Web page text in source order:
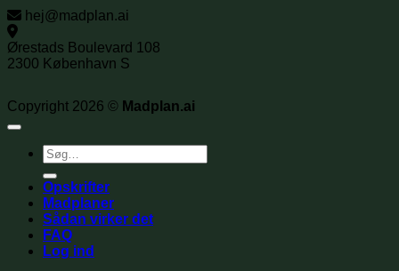
hej@madplan.ai
Ørestads Boulevard 108
2300 København S
Copyright 2026 © Madplan.ai
Søg
efter:
Opskrifter
Madplaner
Sådan virker det
FAQ
Log ind